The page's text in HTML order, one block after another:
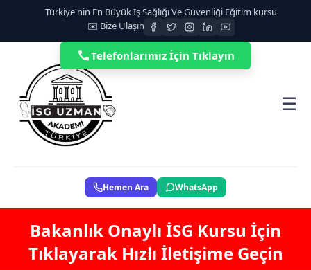
Türkiye'nin En Büyük İş Sağlığı Ve Güvenliği Eğitim kursu
✉️ Bize Ulaşın
☰
Hemen Ara WhatsApp
Bakanlık Onaylı İSG Kursu İçin
Tıklayarak Hızlı İletişime Geçin
Telefonlarımız İçin Tıklayın